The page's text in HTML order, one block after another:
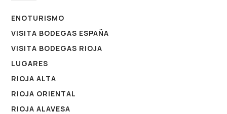
ENOTURISMO
VISITA BODEGAS ESPAÑA
VISITA BODEGAS RIOJA
LUGARES
RIOJA ALTA
RIOJA ORIENTAL
RIOJA ALAVESA